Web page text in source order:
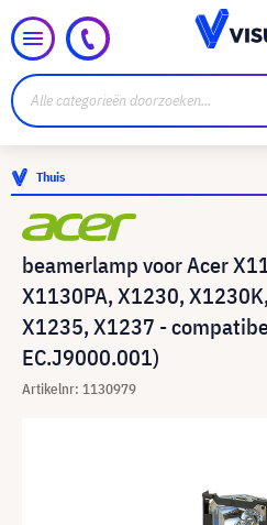
Thuis
beamerlamp voor Acer
X1130PA, X1230,
X1235, X1237 -
EC.J9000.001)
Artikelnr: 1130979